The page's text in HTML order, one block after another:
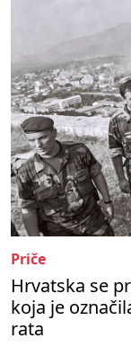
Priče
Hrvatska se
koja je
rata